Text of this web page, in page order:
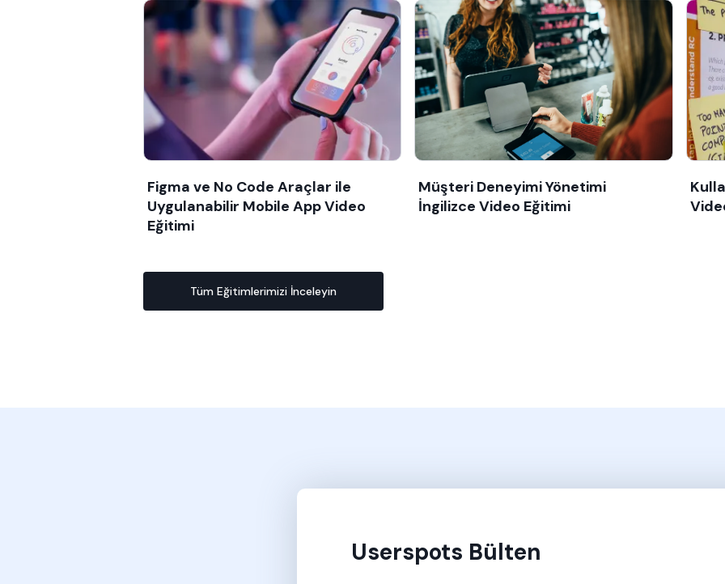
Figma ve No Code Araçlar ile
Uygulanabilir Mobile App Video
Eğitimi
Müşteri Deneyimi Yönetimi
İngilizce Video Eğitimi
Tüm Eğitimlerimizi İnceleyin
Userspots Bülten